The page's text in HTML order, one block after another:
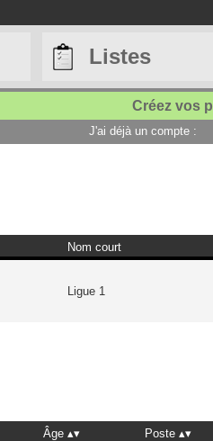
Listes
Créez vos
J'ai déjà un compte :
Nom court
Ligue 1
Âge Poste